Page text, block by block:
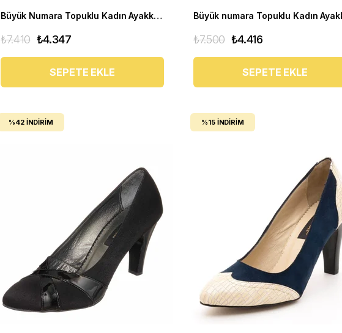
Büyük Numara Topuklu Kadın Ayakkabı AYS7986 Siyah
₺4.347
₺7.410
SEPETE EKLE
₺4.416
₺7.500
SEPETE EKLE
%42 İNDIRIM %15 İNDIRIM